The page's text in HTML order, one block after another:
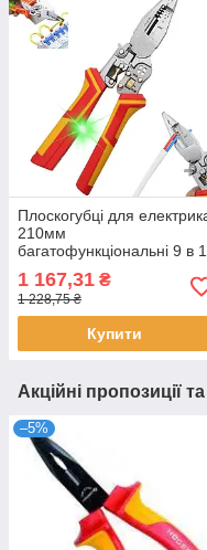
Плоскогубці для
210мм
багатофункціональні 9 в 1
1 167,31 ₴
1 228,75 ₴
Купити
Акційні пропозиції
–5%